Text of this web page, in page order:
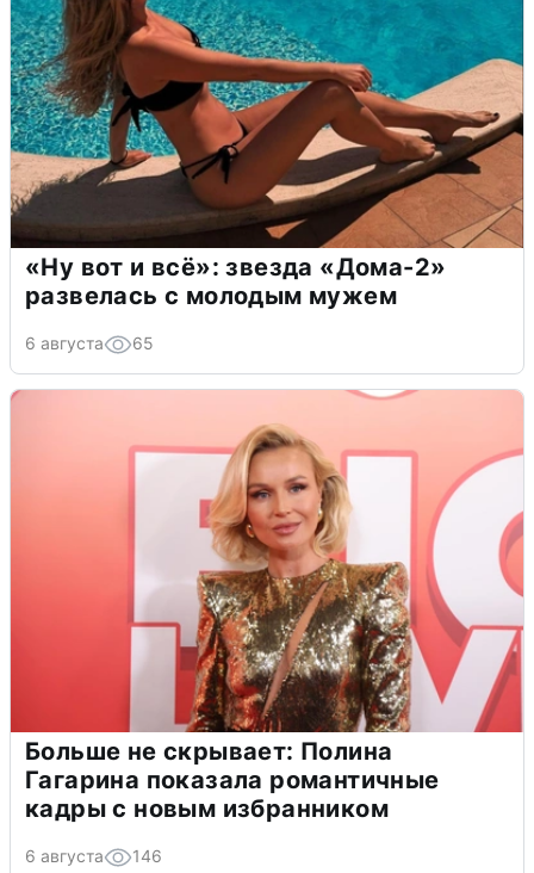
«Ну вот и всё»: звезда «Дома-2»
развелась с молодым мужем
6 августа 65
Больше не скрывает: Полина
Гагарина показала романтичные
кадры с новым избранником
6 августа 146